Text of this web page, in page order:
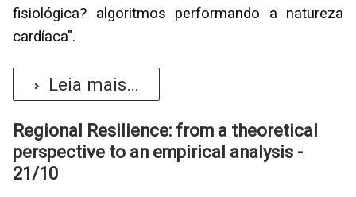
fisiológica? algoritmos performando a natureza
cardíaca".
Leia mais...
Regional Resilience: from a theoretical
perspective to an empirical analysis -
21/10